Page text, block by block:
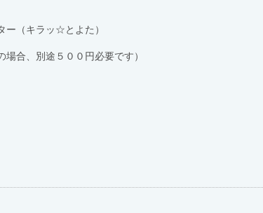
ラッ☆とよた）
別途５００円必要です）